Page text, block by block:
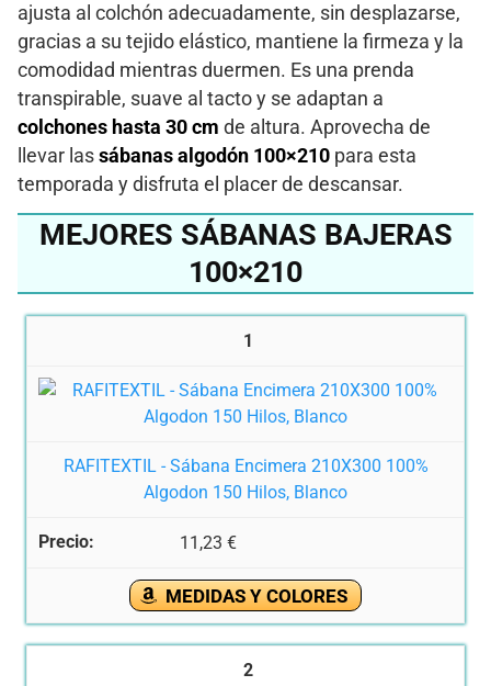
ajusta al colchón adecuadamente, sin desplazarse,
gracias a su tejido elástico, mantiene la firmeza y la
comodidad mientras duermen. Es una prenda
transpirable, suave al tacto y se adaptan a
colchones hasta 30 cm de altura. Aprovecha de
llevar las sábanas algodón 100×210 para esta
temporada y disfruta el placer de descansar.
MEJORES SÁBANAS BAJERAS
100×210
1
RAFITEXTIL - Sábana Encimera 210X300 100%
Algodon 150 Hilos, Blanco
11,23 €
MEDIDAS Y COLORES
2